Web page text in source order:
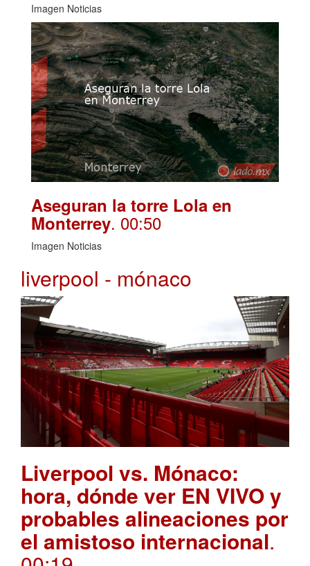
Imagen Noticias
Aseguran la torre Lola en
Monterrey. 00:50
Imagen Noticias
liverpool - mónaco
Liverpool vs. Mónaco:
hora, dónde ver EN VIVO y
probables alineaciones por
el amistoso internacional.